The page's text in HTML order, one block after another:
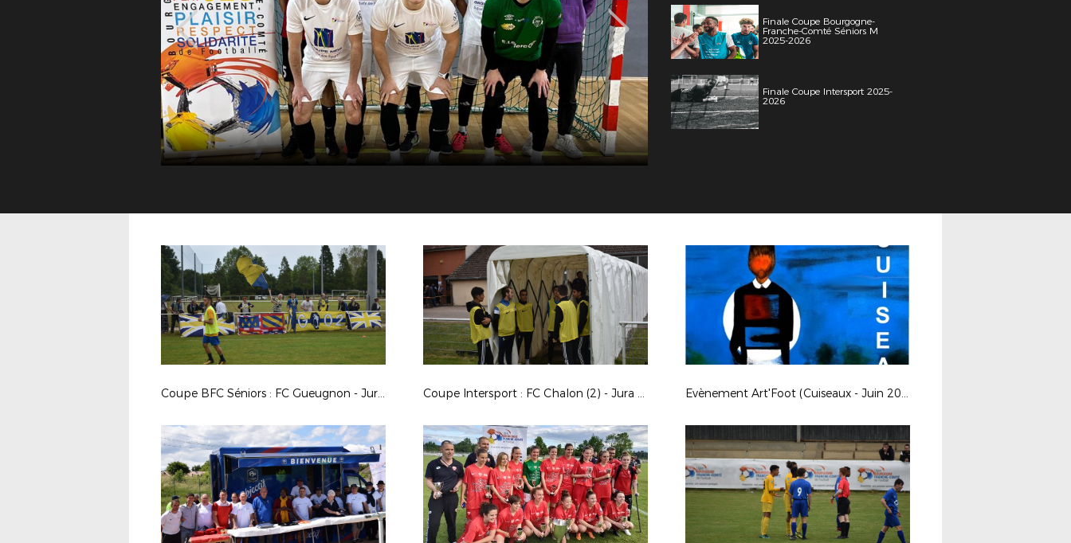
Finale Coupe Bourgogne-
Franche-Comté Séniors M
2025-2026
Finale Coupe Intersport 2025-
2026
Coupe BFC Séniors : FC Gueugnon - Jura Dolois Football (0-2) Coupe Intersport : FC Chalon (2) - Jura Sud Foot (2) (2-0) Evènement Art'Foot (Cuiseaux - Juin 2019)